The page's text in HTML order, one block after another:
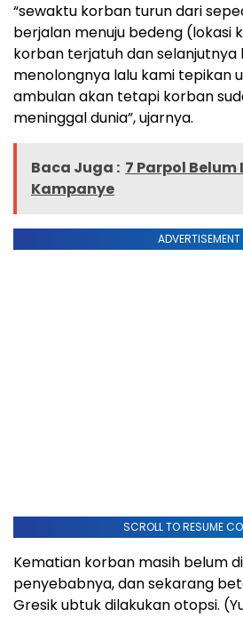
“sewaktu korban turun dari
berjalan menuju bedeng (lokasi
korban terjatuh dan selanjutnya
menolongnya lalu kami tepikan
ambulan akan tetapi korban
meninggal dunia”, ujarnya.
Baca Juga : 7 Parpol Belum
Kampanye
ADVERTISEMENT
SCROLL TO RESUME
Kematian korban masih belum
penyebabnya, dan sekarang
Gresik ubtuk dilakukan otopsi.